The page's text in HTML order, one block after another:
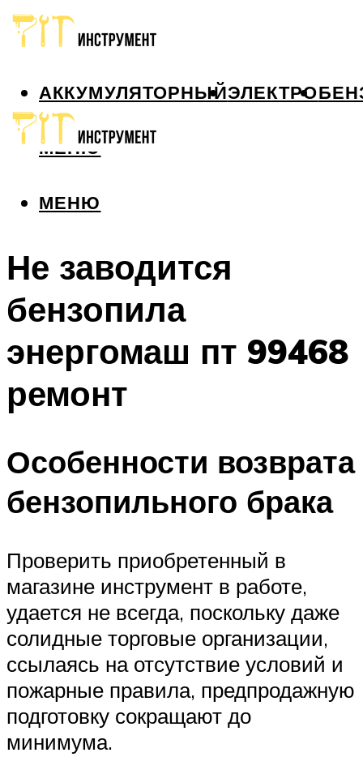
АККУМУЛЯТОРНЫЙЭЛЕКТРО
МЕНЮ
МЕНЮ
Не заводится
бензопила
энергомаш пт 99468
ремонт
Особенности возврата
бензопильного брака
Проверить приобретенный в
магазине инструмент в работе,
удается не всегда, поскольку даже
солидные торговые организации,
ссылаясь на отсутствие условий и
пожарные правила, предпродажную
подготовку сокращают до
минимума.